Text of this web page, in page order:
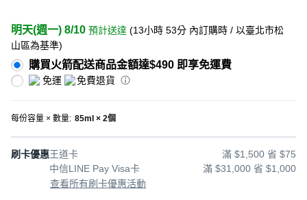
明天(週一) 8/10 預計送達 (13小時 53分 內訂購時 / 以臺北市松
山區為基準)
購買火箭配送商品金額達$490 即享免運費
免運 免費退貨
每份容量 × 數量: 85ml × 2個
刷卡優惠王道卡
滿 $1,500 省 $75
中信LINE Pay Visa卡
滿 $31,000 省 $1,000
查看所有刷卡優惠活動